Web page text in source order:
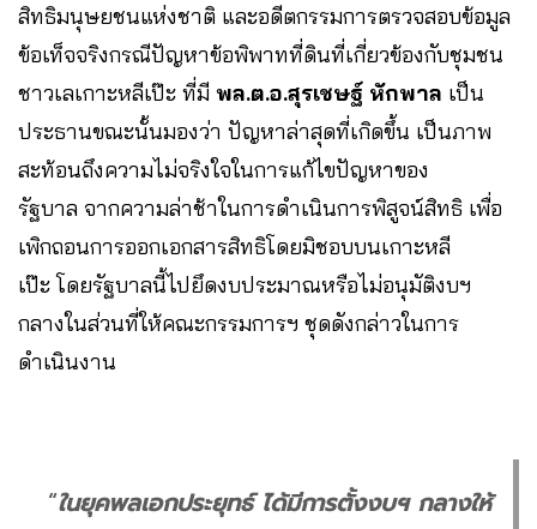
สิทธิมนุษยชนแห่งชาติ และอดีตกรรมการตรวจสอบข้อมูล
ข้อเท็จจริงกรณีปัญหาข้อพิพาทที่ดินที่เกี่ยวข้องกับชุมชน
ชาวเลเกาะหลีเป๊ะ ที่มี พล.ต.อ.สุรเชษฐ์ หักพาล เป็น
ประธานขณะนั้นมองว่า ปัญหาล่าสุดที่เกิดขึ้น เป็นภาพ
สะท้อนถึงความไม่จริงใจในการแก้ไขปัญหาของ
รัฐบาล จากความล่าช้าในการดำเนินการพิสูจน์สิทธิ เพื่อ
เพิกถอนการออกเอกสารสิทธิโดยมิชอบบนเกาะหลี
เป๊ะ โดยรัฐบาลนี้ไปยึดงบประมาณหรือไม่อนุมัติงบฯ
กลางในส่วนที่ให้คณะกรรมการฯ ชุดดังกล่าวในการ
ดำเนินงาน
“ในยุคพลเอกประยุทธ์ ได้มีการตั้งงบฯ กลางให้